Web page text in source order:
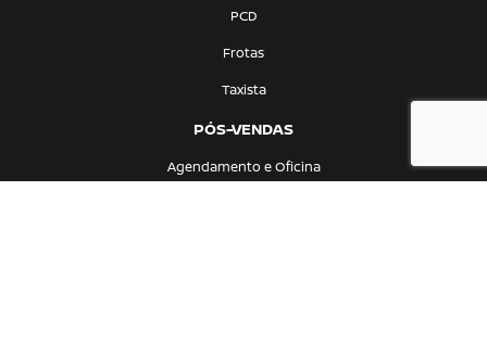
PCD
Frotas
Taxista
PÓS-VENDAS
Agendamento e Oficina